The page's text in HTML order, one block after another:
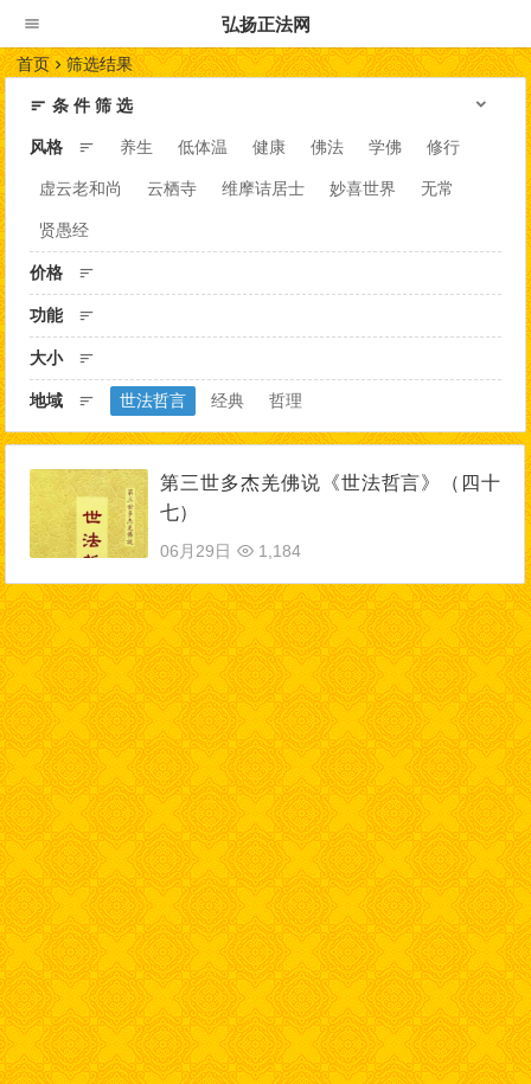
弘扬正法网
首页 筛选结果
条 件 筛 选
风格 养生 低体温 健康 佛法 学佛 修行
虚云老和尚 云栖寺 维摩诘居士 妙喜世界 无常
贤愚经
价格
功能
大小
地域 世法哲言 经典 哲理
第三世多杰羌佛说《世法哲言》（四十
七）
06月29日 1,184